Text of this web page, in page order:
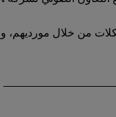
من خلال